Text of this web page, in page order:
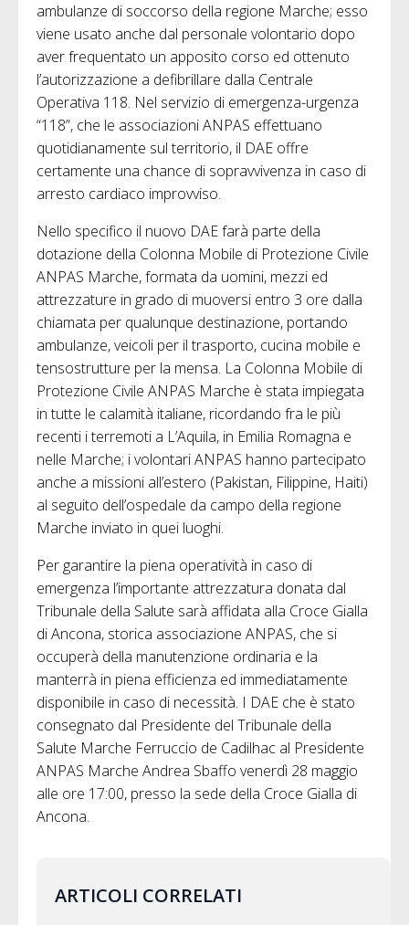
ambulanze di soccorso della regione Marche; esso
viene usato anche dal personale volontario dopo
aver frequentato un apposito corso ed ottenuto
l’autorizzazione a defibrillare dalla Centrale
Operativa 118. Nel servizio di emergenza-urgenza
“118”, che le associazioni ANPAS effettuano
quotidianamente sul territorio, il DAE offre
certamente una chance di sopravvivenza in caso di
arresto cardiaco improvviso.
Nello specifico il nuovo DAE farà parte della
dotazione della Colonna Mobile di Protezione Civile
ANPAS Marche, formata da uomini, mezzi ed
attrezzature in grado di muoversi entro 3 ore dalla
chiamata per qualunque destinazione, portando
ambulanze, veicoli per il trasporto, cucina mobile e
tensostrutture per la mensa. La Colonna Mobile di
Protezione Civile ANPAS Marche è stata impiegata
in tutte le calamità italiane, ricordando fra le più
recenti i terremoti a L’Aquila, in Emilia Romagna e
nelle Marche; i volontari ANPAS hanno partecipato
anche a missioni all’estero (Pakistan, Filippine, Haiti)
al seguito dell’ospedale da campo della regione
Marche inviato in quei luoghi.
Per garantire la piena operatività in caso di
emergenza l’importante attrezzatura donata dal
Tribunale della Salute sarà affidata alla Croce Gialla
di Ancona, storica associazione ANPAS, che si
occuperà della manutenzione ordinaria e la
manterrà in piena efficienza ed immediatamente
disponibile in caso di necessità. I DAE che è stato
consegnato dal Presidente del Tribunale della
Salute Marche Ferruccio de Cadilhac al Presidente
ANPAS Marche Andrea Sbaffo venerdì 28 maggio
alle ore 17:00, presso la sede della Croce Gialla di
Ancona.
ARTICOLI CORRELATI